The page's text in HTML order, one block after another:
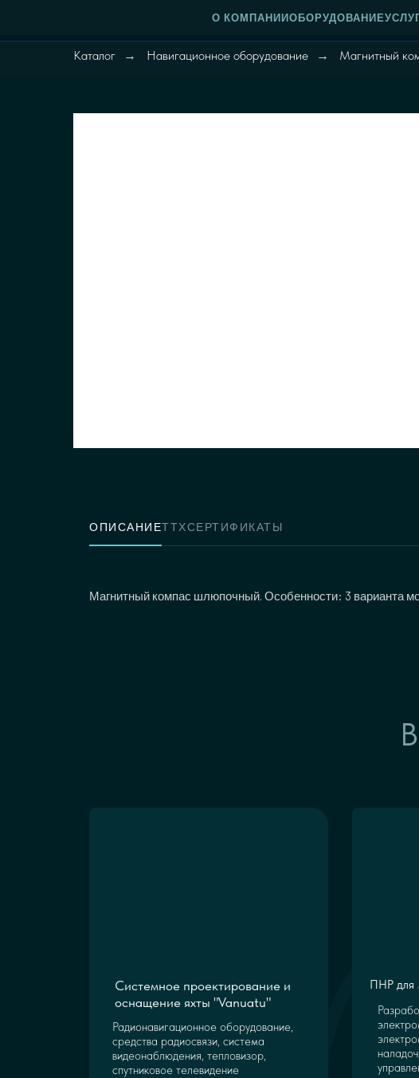
О КОМПАНИИОБОРУДОВАНИЕ
Каталог → Навигационное оборудование → Магнитный
ОПИСАНИЕТТХСЕРТИФИКАТЫ
Магнитный компас шлюпочный. Особенности: 3 варианта
ПНР для
Радионавигационное оборудование,
средства радиосвязи, система
видеонаблюдения, тепловизор,
спутниковое телевидение
Системное проектирование и
оснащение яхты "Vanuatu"